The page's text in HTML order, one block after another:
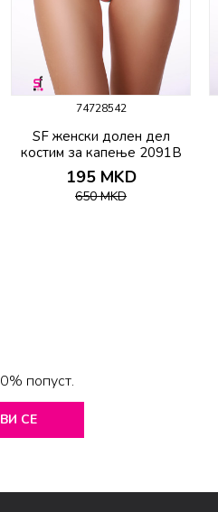
74728542
SF женски долен дел
костим за капење 2091B
195 MKD
650MKD
попуст.
СЕ